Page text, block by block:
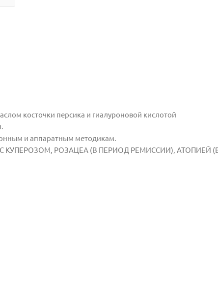
косточки персика и гиалуроновой кислотой
и аппаратным методикам.
РОЗАЦЕА (В ПЕРИОД РЕМИССИИ), АТОПИЕЙ